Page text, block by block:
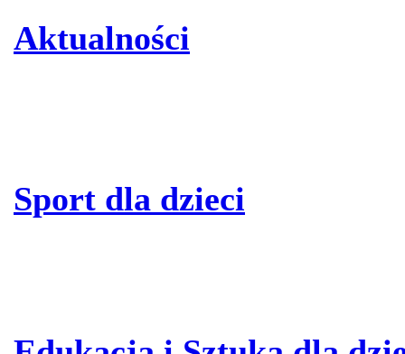
Aktualności
Sport dla dzieci